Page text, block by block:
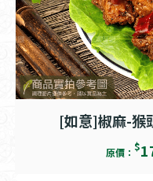
[如意]椒麻-猴
原價： $